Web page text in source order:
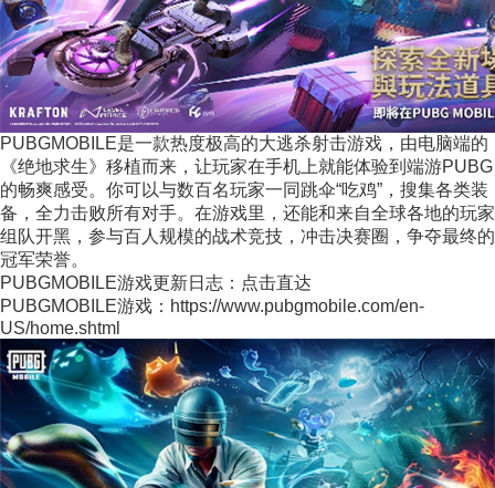
PUBGMOBILE是一款热度极高的大逃杀射击游戏，由电脑端的
《绝地求生》移植而来，让玩家在手机上就能体验到端游PUBG
的畅爽感受。你可以与数百名玩家一同跳伞“吃鸡”，搜集各类装
备，全力击败所有对手。在游戏里，还能和来自全球各地的玩家
组队开黑，参与百人规模的战术竞技，冲击决赛圈，争夺最终的
冠军荣誉。
PUBGMOBILE游戏更新日志：点击直达
PUBGMOBILE游戏：https://www.pubgmobile.com/en-
US/home.shtml